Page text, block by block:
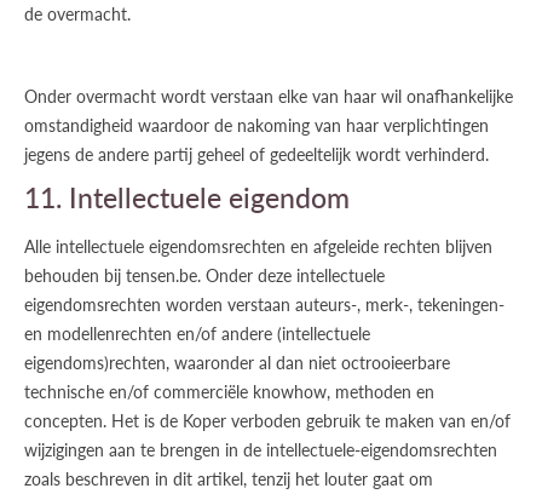
de overmacht.
Onder overmacht wordt verstaan elke van haar wil onafhankelijke
omstandigheid waardoor de nakoming van haar verplichtingen
jegens de andere partij geheel of gedeeltelijk wordt verhinderd.
11. Intellectuele eigendom
Alle intellectuele eigendomsrechten en afgeleide rechten blijven
behouden bij tensen.be. Onder deze intellectuele
eigendomsrechten worden verstaan auteurs-, merk-, tekeningen-
en modellenrechten en/of andere (intellectuele
eigendoms)rechten, waaronder al dan niet octrooieerbare
technische en/of commerciële knowhow, methoden en
concepten. Het is de Koper verboden gebruik te maken van en/of
wijzigingen aan te brengen in de intellectuele-eigendomsrechten
zoals beschreven in dit artikel, tenzij het louter gaat om